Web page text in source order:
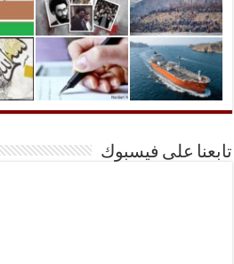
تابعنا على فيسبوك